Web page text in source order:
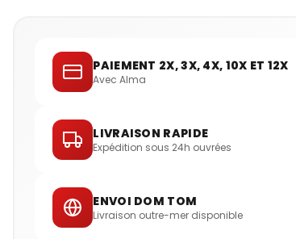
PAIEMENT 2X, 3X, 4X, 10X ET 12X
Avec Alma
LIVRAISON RAPIDE
Expédition sous 24h ouvrées
ENVOI DOM TOM
Livraison outre-mer disponible